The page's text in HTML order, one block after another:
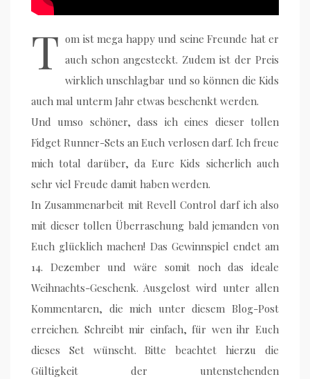
T om ist mega happy und seine Freunde hat er
auch schon angesteckt. Zudem ist der Preis
wirklich unschlagbar und so können die Kids
auch mal unterm Jahr etwas beschenkt werden.
Und umso schöner, dass ich eines dieser tollen
Fidget Runner-Sets an Euch verlosen darf. Ich freue
mich total darüber, da Eure Kids sicherlich auch
sehr viel Freude damit haben werden.
In Zusammenarbeit mit Revell Control darf ich also
mit dieser tollen Überraschung bald jemanden von
Euch glücklich machen! Das Gewinnspiel endet am
14. Dezember und wäre somit noch das ideale
Weihnachts-Geschenk. Ausgelost wird unter allen
Kommentaren, die mich unter diesem Blog-Post
erreichen. Schreibt mir einfach, für wen ihr Euch
dieses Set wünscht. Bitte beachtet hierzu die
Gültigkeit der untenstehenden